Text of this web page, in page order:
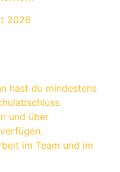
2026
hast du mindestens
und über
im Team und im